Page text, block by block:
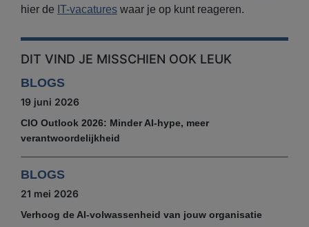
hier de IT-vacatures waar je op kunt reageren.
DIT VIND JE MISSCHIEN OOK LEUK
BLOGS
19 juni 2026
CIO Outlook 2026: Minder AI-hype, meer
verantwoordelijkheid
BLOGS
21 mei 2026
Verhoog de AI-volwassenheid van jouw organisatie